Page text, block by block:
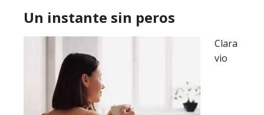
Un instante sin peros
Clara
vio